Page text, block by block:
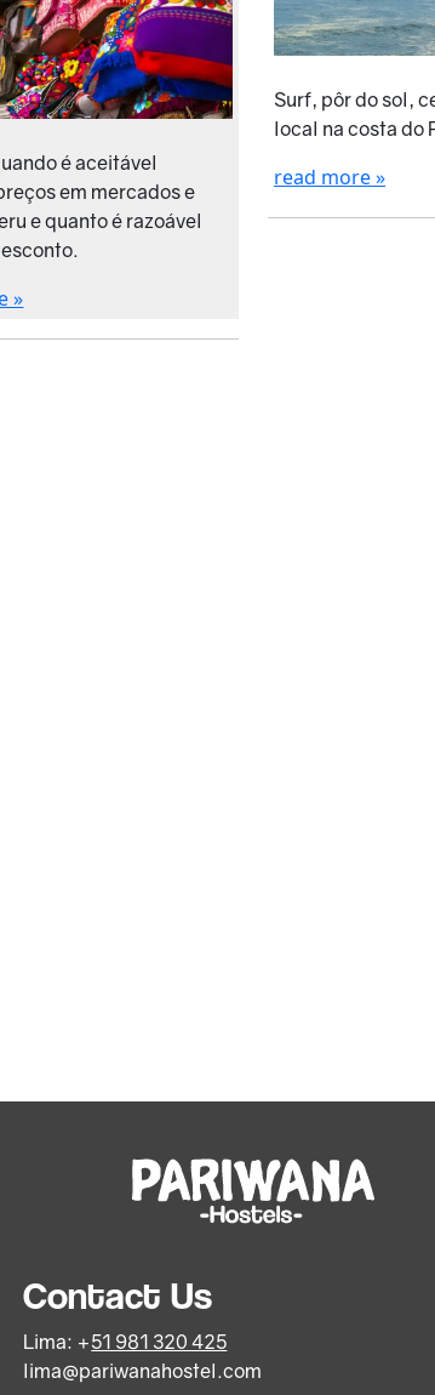
é aceitável
em mercados e
e quanto é razoável
»
Surf, pôr do sol,
local na costa do
read more »
Contact Us
Lima: +51 981 320 425
lima@pariwanahostel.com